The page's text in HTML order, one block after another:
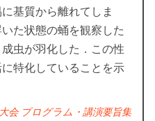
基質から離れてしま
た状態の蛹を観察した
虫が羽化した．この性
特化していることを示
会 プログラム・講演要旨集